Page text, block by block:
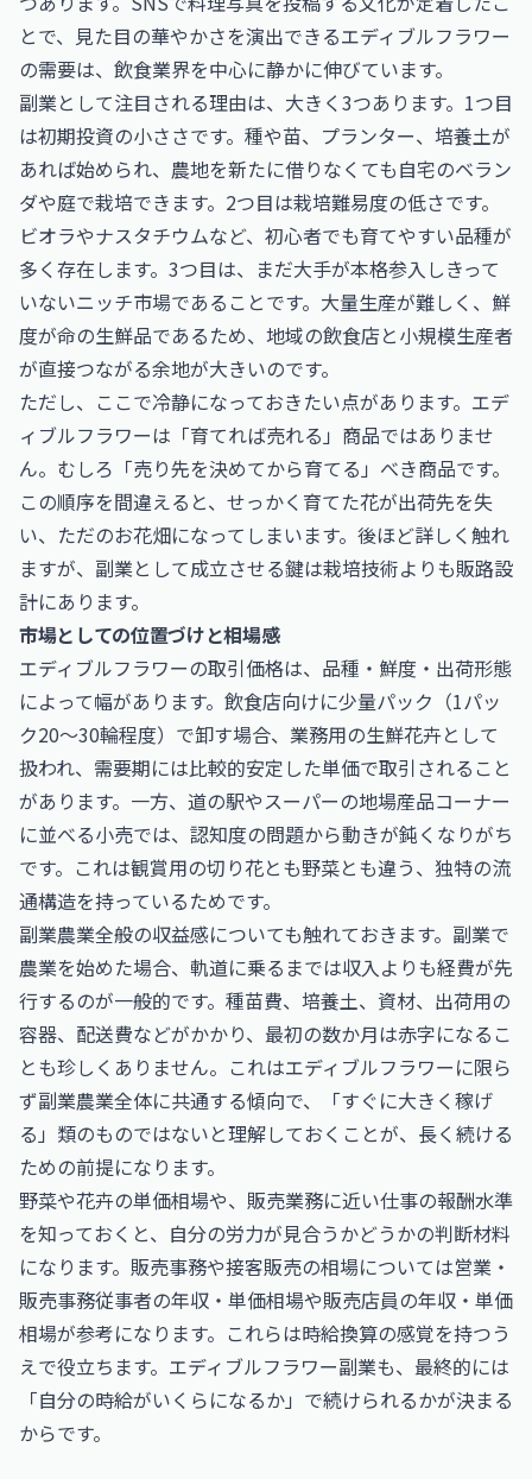
とで、見た目の華やかさを演出できるエディブルフラワー
の需要は、飲食業界を中心に静かに伸びています。
副業として注目される理由は、大きく3つあります。1つ目
は初期投資の小ささです。種や苗、プランター、培養土が
あれば始められ、農地を新たに借りなくても自宅のベラン
ダや庭で栽培できます。2つ目は栽培難易度の低さです。
ビオラやナスタチウムなど、初心者でも育てやすい品種が
多く存在します。3つ目は、まだ大手が本格参入しきって
いないニッチ市場であることです。大量生産が難しく、鮮
度が命の生鮮品であるため、地域の飲食店と小規模生産者
が直接つながる余地が大きいのです。
ただし、ここで冷静になっておきたい点があります。エデ
ィブルフラワーは「育てれば売れる」商品ではありませ
ん。むしろ「売り先を決めてから育てる」べき商品です。
この順序を間違えると、せっかく育てた花が出荷先を失
い、ただのお花畑になってしまいます。後ほど詳しく触れ
ますが、副業として成立させる鍵は栽培技術よりも販路設
計にあります。
市場としての位置づけと相場感
エディブルフラワーの取引価格は、品種・鮮度・出荷形態
によって幅があります。飲食店向けに少量パック（1パッ
ク20〜30輪程度）で卸す場合、業務用の生鮮花卉として
扱われ、需要期には比較的安定した単価で取引されること
があります。一方、道の駅やスーパーの地場産品コーナー
に並べる小売では、認知度の問題から動きが鈍くなりがち
です。これは観賞用の切り花とも野菜とも違う、独特の流
通構造を持っているためです。
副業農業全般の収益感についても触れておきます。副業で
農業を始めた場合、軌道に乗るまでは収入よりも経費が先
行するのが一般的です。種苗費、培養土、資材、出荷用の
容器、配送費などがかかり、最初の数か月は赤字になるこ
とも珍しくありません。これはエディブルフラワーに限ら
ず副業農業全体に共通する傾向で、「すぐに大きく稼げ
る」類のものではないと理解しておくことが、長く続ける
ための前提になります。
野菜や花卉の単価相場や、販売業務に近い仕事の報酬水準
を知っておくと、自分の労力が見合うかどうかの判断材料
になります。販売事務や接客販売の相場については営業・
販売事務従事者の年収・単価相場や販売店員の年収・単価
相場が参考になります。これらは時給換算の感覚を持つう
えで役立ちます。エディブルフラワー副業も、最終的には
「自分の時給がいくらになるか」で続けられるかが決まる
からです。